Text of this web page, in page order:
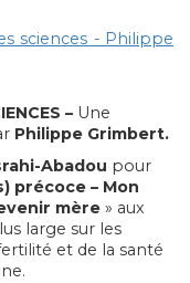
sciences - Philippe
– Une
Philippe Grimbert.
Abadou pour
précoce – Mon
mère » aux
large sur les
et de la santé